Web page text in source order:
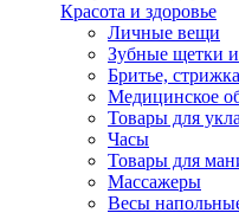
Красота и здоровье
Личные вещи
Зубные щетки
Бритье,
Медицинское
Товары для
Часы
Товары для
Массажеры
Весы